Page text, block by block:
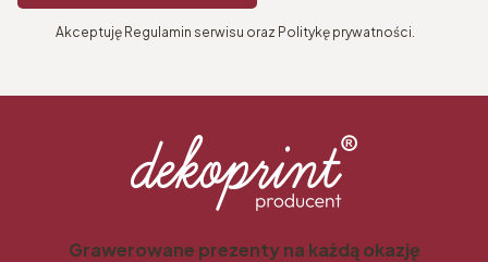
Akceptuję Regulamin serwisu oraz Politykę prywatności.
Grawerowane prezenty na każdą okazję